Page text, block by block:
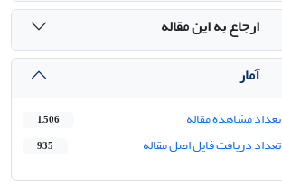
ارجاع به این مقاله
آمار
تعداد مشاهده مقاله 1,506
تعداد دریافت فایل اصل مقاله 935